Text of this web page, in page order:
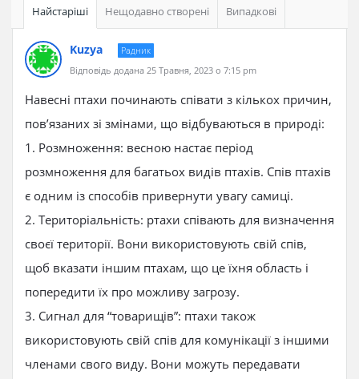
Найстаріші Нещодавно створені Випадкові
Kuzya
Радник
Відповідь додана 25 Травня, 2023 о 7:15 pm
Навесні птахи починають співати з кількох причин,
пов’язаних зі змінами, що відбуваються в природі:
1. Розмноження: весною настає період
розмноження для багатьох видів птахів. Спів птахів
є одним із способів привернути увагу самиці.
2. Територіальність: ртахи співають для визначення
своєї території. Вони використовують свій спів,
щоб вказати іншим птахам, що це їхня область і
попередити їх про можливу загрозу.
3. Сигнал для “товарищів”: птахи також
використовують свій спів для комунікації з іншими
членами свого виду. Вони можуть передавати